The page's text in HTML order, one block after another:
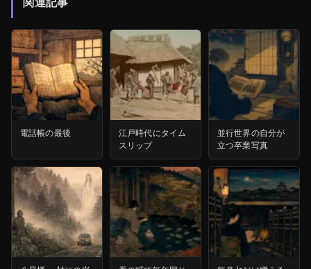
電話帳の最後
江戸時代にタイム
スリップ
並行世界の自分が
立つ卒業写真